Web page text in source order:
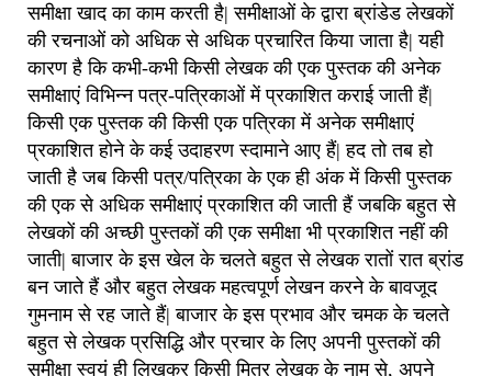
समीक्षा खाद का काम करती है| समीक्षाओं के द्वारा ब्रांडेड लेखकों
की रचनाओं को अधिक से अधिक प्रचारित किया जाता है| यही
कारण है कि कभी-कभी किसी लेखक की एक पुस्तक की अनेक
समीक्षाएं विभिन्न पत्र-पत्रिकाओं में प्रकाशित कराई जाती हैं|
किसी एक पुस्तक की किसी एक पत्रिका में अनेक समीक्षाएं
प्रकाशित होने के कई उदाहरण स्दामाने आए हैं| हद तो तब हो
जाती है जब किसी पत्र/पत्रिका के एक ही अंक में किसी पुस्तक
की एक से अधिक समीक्षाएं प्रकाशित की जाती हैं जबकि बहुत से
लेखकों की अच्छी पुस्तकों की एक समीक्षा भी प्रकाशित नहीं की
जाती| बाजार के इस खेल के चलते बहुत से लेखक रातों रात ब्रांड
बन जाते हैं और बहुत लेखक महत्वपूर्ण लेखन करने के बावजूद
गुमनाम से रह जाते हैं| बाजार के इस प्रभाव और चमक के चलते
बहुत से लेखक प्रसिद्धि और प्रचार के लिए अपनी पुस्तकों की
समीक्षा स्वयं ही लिखकर किसी मित्र लेखक के नाम से, अपने